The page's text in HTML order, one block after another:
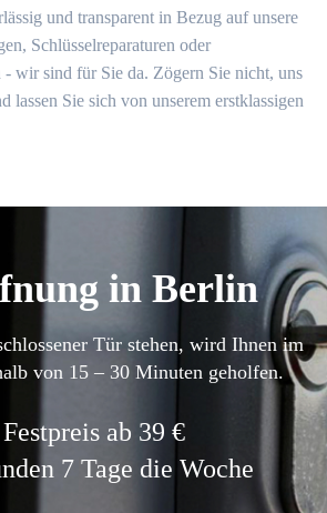
und transparent in Bezug auf unsere
Schlüsselreparaturen oder
- wir sind für Sie da. Zögern Sie nicht, uns
lassen Sie sich von unserem erstklassigen
in Berlin
Tür stehen, wird Ihnen im
von 15 – 30 Minuten geholfen.
Festpreis ab 39 €
7 Tage die Woche